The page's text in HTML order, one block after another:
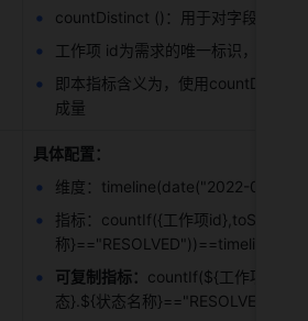
countDistinct ()：用于对字段进行
工作项 id为需求的唯一标识，判断
即本指标含义为，使用countDistinct
成量
具体配置：
维度：timeline(date("2022-01-
指标：countIf({工作项
称
可复制指标： countIf(${工作项
态}.${状态名称